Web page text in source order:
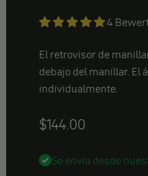
4
El retrovisor de
debajo del manillar. El
individualmente.
Angebot
$144.00
Se envía desde